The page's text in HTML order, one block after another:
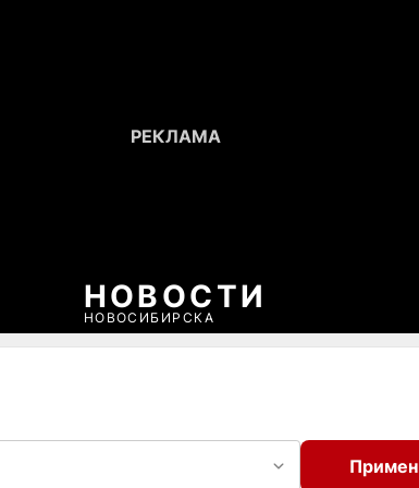
НОВОСТИ
НОВОСИБИРСКА